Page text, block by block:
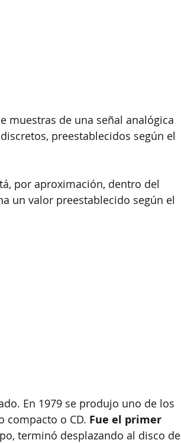
muestras de una señal analógica
preestablecidos según el
por aproximación, dentro del
un valor preestablecido según el
En 1979 se produjo uno de los
compacto o CD. Fue el primer
terminó desplazando al disco de